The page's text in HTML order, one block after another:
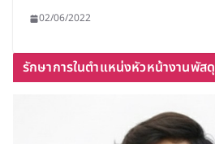
02/06/2022
รักษาการในตำแหน่งหัวหน้างานพัสดุ